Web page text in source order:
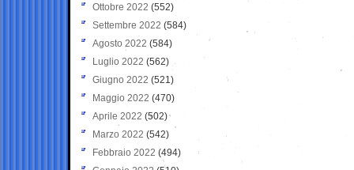
Ottobre 2022 (552)
Settembre 2022 (584)
Agosto 2022 (584)
Luglio 2022 (562)
Giugno 2022 (521)
Maggio 2022 (470)
Aprile 2022 (502)
Marzo 2022 (542)
Febbraio 2022 (494)